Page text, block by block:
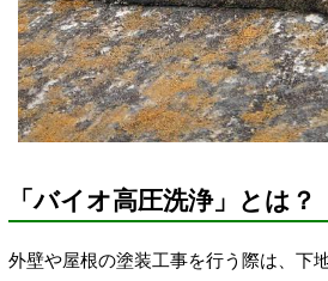
「バイオ高圧洗浄」とは？
外壁や屋根の塗装工事を行う際は、下